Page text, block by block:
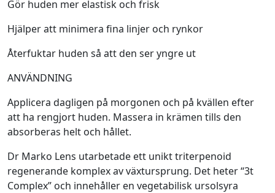
Gör huden mer elastisk och frisk
Hjälper att minimera fina linjer och rynkor
Återfuktar huden så att den ser yngre ut
ANVÄNDNING
Applicera dagligen på morgonen och på kvällen efter
att ha rengjort huden. Massera in krämen tills den
absorberas helt och hållet.
Dr Marko Lens utarbetade ett unikt triterpenoid
regenerande komplex av växtursprung. Det heter “3t
Complex” och innehåller en vegetabilisk ursolsyra